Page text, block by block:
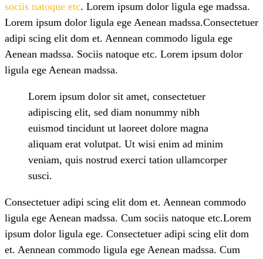
sociis natoque etc. Lorem ipsum dolor ligula ege madssa.
Lorem ipsum dolor ligula ege Aenean madssa.Consectetuer
adipi scing elit dom et. Aennean commodo ligula ege
Aenean madssa. Sociis natoque etc. Lorem ipsum dolor
ligula ege Aenean madssa.
Lorem ipsum dolor sit amet, consectetuer
adipiscing elit, sed diam nonummy nibh
euismod tincidunt ut laoreet dolore magna
aliquam erat volutpat. Ut wisi enim ad minim
veniam, quis nostrud exerci tation ullamcorper
susci.
Consectetuer adipi scing elit dom et. Aennean commodo
ligula ege Aenean madssa. Cum sociis natoque etc.Lorem
ipsum dolor ligula ege. Consectetuer adipi scing elit dom
et. Aennean commodo ligula ege Aenean madssa. Cum